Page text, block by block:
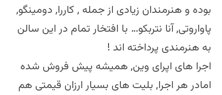
بوده و هنرمندان زیادی از جمله , کاررا, دومینگو,
پاواروتی, آنا نتربکو… با افتخار تمام در این سالن
به هنرمندی پرداخته اند !
اجرا های اپرای وین, همیشه پیش فروش شده
امادر هر اجرا, بلیت های بسیار ارزان قیمتی هم